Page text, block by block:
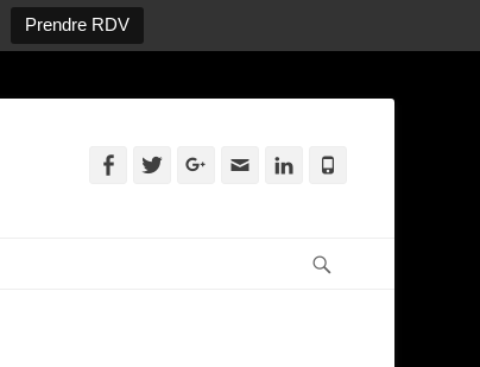
Prendre RDV
FacebookTwitterGoogleplus
AdresseLinkedin